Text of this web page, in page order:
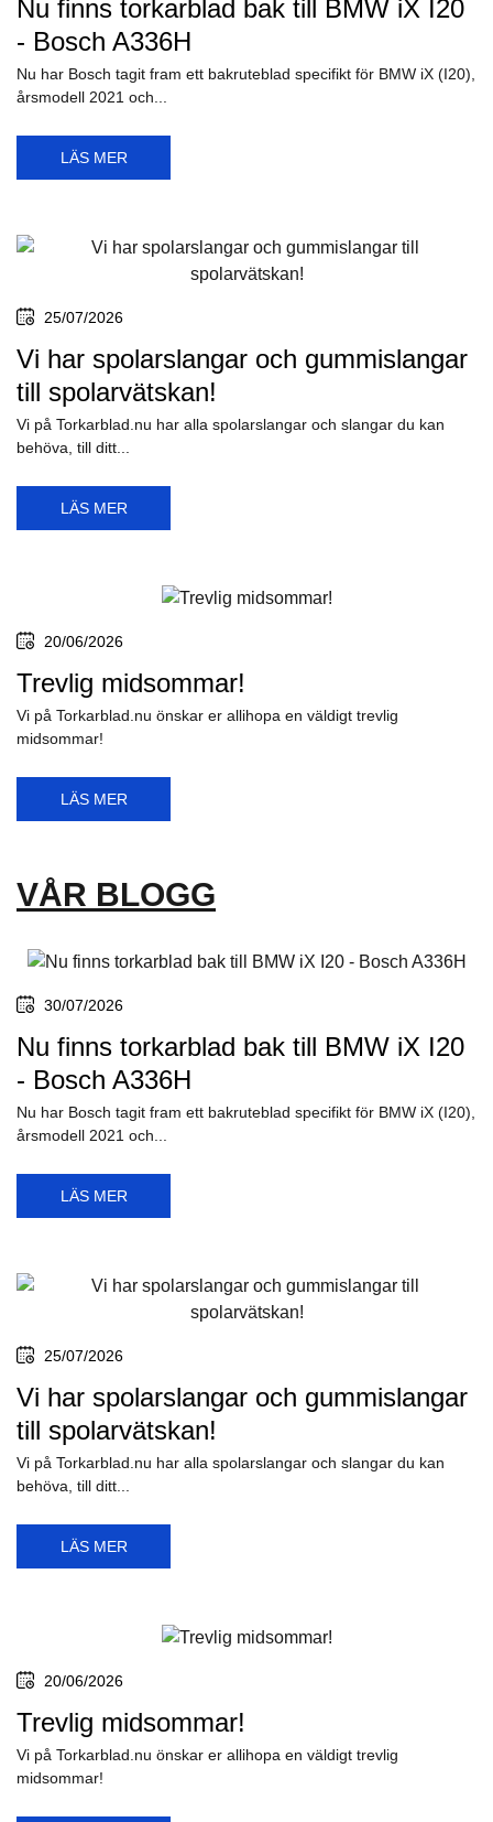
Nu finns torkarblad bak till BMW iX I20
- Bosch A336H
Nu har Bosch tagit fram ett bakruteblad specifikt för BMW iX (I20),
årsmodell 2021 och...
LÄS MER
25/07/2026
Vi har spolarslangar och gummislangar
till spolarvätskan!
Vi på Torkarblad.nu har alla spolarslangar och slangar du kan
behöva, till ditt...
LÄS MER
20/06/2026
Trevlig midsommar!
Vi på Torkarblad.nu önskar er allihopa en väldigt trevlig
midsommar!
LÄS MER
VÅR BLOGG
30/07/2026
Nu finns torkarblad bak till BMW iX I20
- Bosch A336H
Nu har Bosch tagit fram ett bakruteblad specifikt för BMW iX (I20),
årsmodell 2021 och...
LÄS MER
25/07/2026
Vi har spolarslangar och gummislangar
till spolarvätskan!
Vi på Torkarblad.nu har alla spolarslangar och slangar du kan
behöva, till ditt...
LÄS MER
20/06/2026
Trevlig midsommar!
Vi på Torkarblad.nu önskar er allihopa en väldigt trevlig
midsommar!